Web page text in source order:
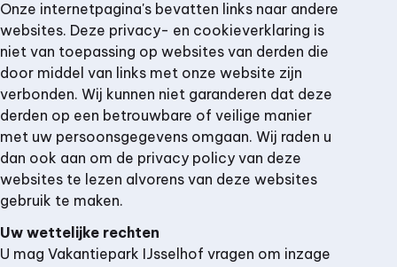
Onze internetpagina's bevatten links naar andere
websites. Deze privacy- en cookieverklaring is
niet van toepassing op websites van derden die
door middel van links met onze website zijn
verbonden. Wij kunnen niet garanderen dat deze
derden op een betrouwbare of veilige manier
met uw persoonsgegevens omgaan. Wij raden u
dan ook aan om de privacy policy van deze
websites te lezen alvorens van deze websites
gebruik te maken.
Uw wettelijke rechten
U mag Vakantiepark IJsselhof vragen om inzage